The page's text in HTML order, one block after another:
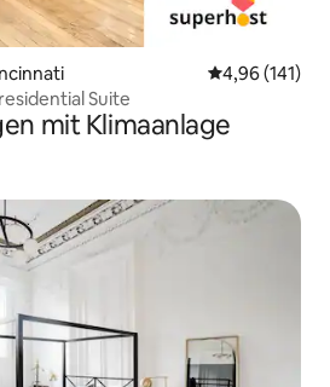
4,96 (141)
Suite
mit Klimaanlage